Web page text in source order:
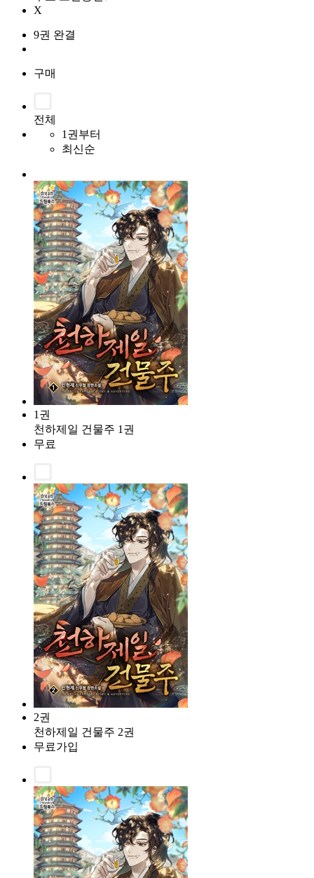
X
9권 완결
구매
전체
1권부터
최신순
1권
천하제일 건물주 1권
무료
2권
천하제일 건물주 2권
무료가입